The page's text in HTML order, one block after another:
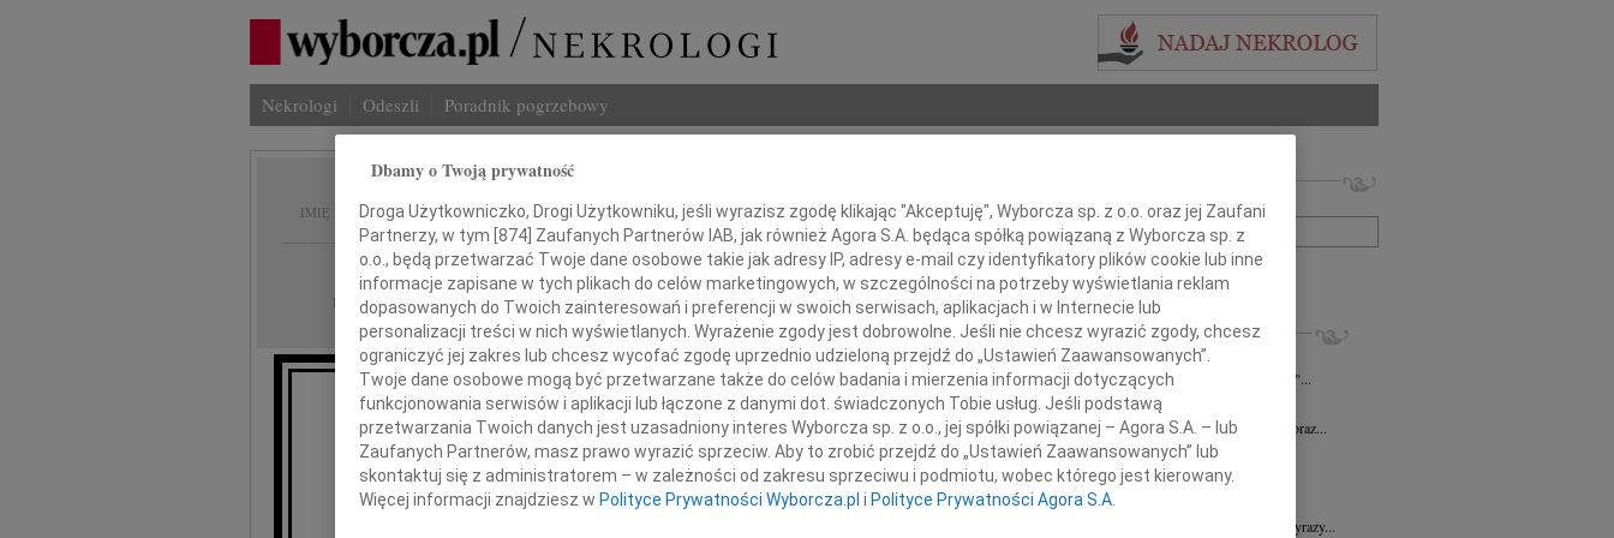
Nekrologi Odeszli Poradnik pogrzebowy
IMIĘ I NAZWISKO: Edward Bożymowski
REGION: Rzeszów
DATA EMISJI: 27.12.2014
Z ogromnym żalem i głębokim smutkiem
przyjąłem informację o śmierci
Imię i nazwisko lub numer ogłoszenia:
+ szukanie zaawansowane
INNE NEKROLOGI
Marcin Piotr Czarnota17.07.2026
"Nie umiera ten, kto trwa w pamięci żywych"...
03.07.2026Rzeszów
Panu Dyrektorowi Jerzemu Guniewskiemu oraz...
Karol Drozd17.06.2026Rzeszów
Z ogromnym smutkiem i niedowierzaniem...
12.06.2026Rzeszów
Pani Dr n. med. Mai Ptasiewicz składamy wyrazy...
Dbamy o Twoją prywatność
Droga Użytkowniczko, Drogi Użytkowniku, jeśli wyrazisz zgodę klikając "Akceptuję", Wyborcza sp. z o.o. oraz jej Zaufani
Partnerzy, w tym [874] Zaufanych Partnerów IAB, jak również Agora S.A. będąca spółką powiązaną z Wyborcza sp. z
o.o., będą przetwarzać Twoje dane osobowe takie jak adresy IP, adresy e-mail czy identyfikatory plików cookie lub inne
informacje zapisane w tych plikach do celów marketingowych, w szczególności na potrzeby wyświetlania reklam
dopasowanych do Twoich zainteresowań i preferencji w swoich serwisach, aplikacjach i w Internecie lub
personalizacji treści w nich wyświetlanych. Wyrażenie zgody jest dobrowolne. Jeśli nie chcesz wyrazić zgody, chcesz
ograniczyć jej zakres lub chcesz wycofać zgodę uprzednio udzieloną przejdź do „Ustawień Zaawansowanych”.
Twoje dane osobowe mogą być przetwarzane także do celów badania i mierzenia informacji dotyczących
funkcjonowania serwisów i aplikacji lub łączone z danymi dot. świadczonych Tobie usług. Jeśli podstawą
przetwarzania Twoich danych jest uzasadniony interes Wyborcza sp. z o.o., jej spółki powiązanej – Agora S.A. – lub
Zaufanych Partnerów, masz prawo wyrazić sprzeciw. Aby to zrobić przejdź do „Ustawień Zaawansowanych” lub
skontaktuj się z administratorem – w zależności od zakresu sprzeciwu i podmiotu, wobec którego jest kierowany.
Więcej informacji znajdziesz w Polityce Prywatności Wyborcza.pl i Polityce Prywatności Agora S.A.